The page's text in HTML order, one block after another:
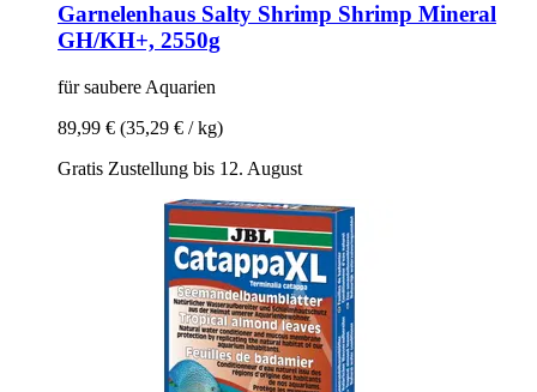
Garnelenhaus Salty Shrimp Shrimp Mineral
GH/KH+, 2550g
für saubere Aquarien
89,99 € (35,29 € / kg)
Gratis Zustellung bis 12. August